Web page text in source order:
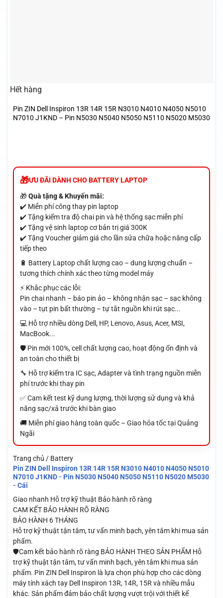
Hết hàng
Pin ZIN Dell Inspiron 13R 14R 15R N3010 N4010 N4050 N5010
N7010 J1KND – Pin N5030 N5040 N5050 N5110 N5020 M5030
ƯU ĐÃI DÀNH CHO BATTERY LAPTOP
🎁Quà tặng & Khuyến mãi:
✔️ Miễn phí công thay pin laptop
✔️ Tặng kiểm tra độ chai pin và hệ thống sạc miễn phí
✔️ Tặng vệ sinh laptop cơ bản trị giá 300K
✔️ Tặng Voucher giảm giá cho lần sửa chữa hoặc nâng cấp
tiếp theo
🔋 Battery Laptop chất lượng cao – dung lượng chuẩn –
tương thích chính xác theo từng model máy
⚡ Khắc phục các lỗi:
Pin chai nhanh – báo pin ảo – không nhận sạc – sạc không
vào – tụt pin bất thường – tự tắt nguồn khi rút sạc...
💻 Hỗ trợ nhiều dòng Dell, HP, Lenovo, Asus, Acer, MSI,
MacBook...
🛡️ Pin mới 100%, cell chất lượng cao, hoạt động ổn định và
an toàn cho thiết bị
🔧 Hỗ trợ kiểm tra IC sạc, Adapter và tình trạng nguồn miễn
phí trước khi thay pin
✅ Cam kết test kỹ dung lượng, thời lượng sử dụng và khả
năng sạc/xả trước khi bàn giao
🚚 Miễn phí giao hàng toàn quốc – Giao hỏa tốc tại Quảng
Ngãi
Trang chủ / Battery
Pin ZIN Dell Inspiron 13R 14R 15R N3010 N4010 N4050 N5010
N7010 J1KND - Pin N5030 N5040 N5050 N5110 N5020 M5030
- Cái
Giao nhanh Hỗ trợ kỹ thuật Bảo hành rõ ràng
CAM KẾT BẢO HÀNH RÕ RÀNG
BẢO HÀNH 6 THÁNG
Hỗ trợ kỹ thuật tận tâm, tư vấn minh bạch, yên tâm khi mua sản
phẩm.
🛡️Cam kết bảo hành rõ ràng BẢO HÀNH THEO SẢN PHẨM Hỗ
trợ kỹ thuật tận tâm, tư vấn minh bạch, yên tâm khi mua sản
phẩm. Pin ZIN Dell Inspiron là lựa chọn phù hợp cho các dòng
máy tính xách tay Dell Inspiron 13R, 14R, 15R và nhiều mẫu
khác. Sản phẩm đảm bảo chất lượng vượt trội với thiết kế